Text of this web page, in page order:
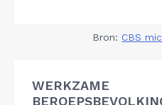
Bron: CBS
WERKZAME